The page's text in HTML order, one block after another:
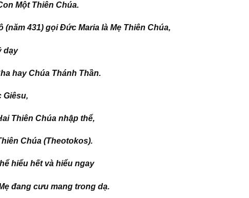
Một Thiên Chúa.
431) gọi Đức Maria là Mẹ Thiên Chúa,
dạy
hay Chúa Thánh Thần.
Giêsu,
Thiên Chúa nhập thể,
Chúa (Theotokos).
hiểu hết và hiểu ngay
đang cưu mang trong dạ.